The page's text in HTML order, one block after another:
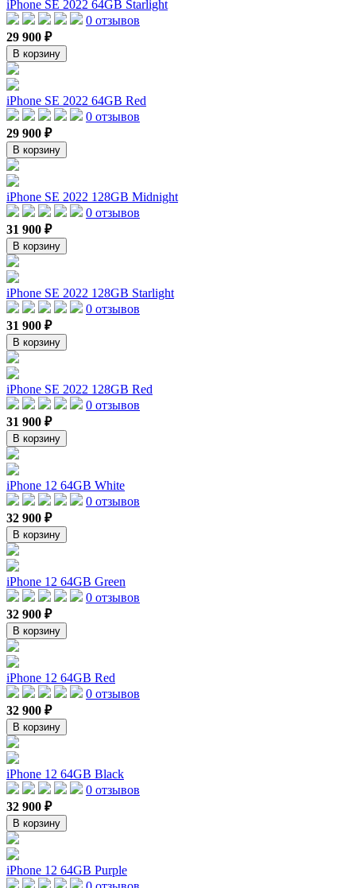
iPhone SE 2022 64GB Starlight
0 отзывов
29 900 ₽
В корзину
iPhone SE 2022 64GB Red
0 отзывов
29 900 ₽
В корзину
iPhone SE 2022 128GB Midnight
0 отзывов
31 900 ₽
В корзину
iPhone SE 2022 128GB Starlight
0 отзывов
31 900 ₽
В корзину
iPhone SE 2022 128GB Red
0 отзывов
31 900 ₽
В корзину
iPhone 12 64GB White
0 отзывов
32 900 ₽
В корзину
iPhone 12 64GB Green
0 отзывов
32 900 ₽
В корзину
iPhone 12 64GB Red
0 отзывов
32 900 ₽
В корзину
iPhone 12 64GB Black
0 отзывов
32 900 ₽
В корзину
iPhone 12 64GB Purple